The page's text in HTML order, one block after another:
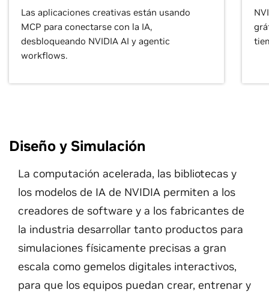
Las aplicaciones creativas están usando
MCP para conectarse con la IA,
desbloqueando NVIDIA AI y agentic
workflows.
Diseño y Simulación
La computación acelerada, las bibliotecas y
los modelos de IA de NVIDIA permiten a los
creadores de software y a los fabricantes de
la industria desarrollar tanto productos para
simulaciones físicamente precisas a gran
escala como gemelos digitales interactivos,
para que los equipos puedan crear, entrenar y